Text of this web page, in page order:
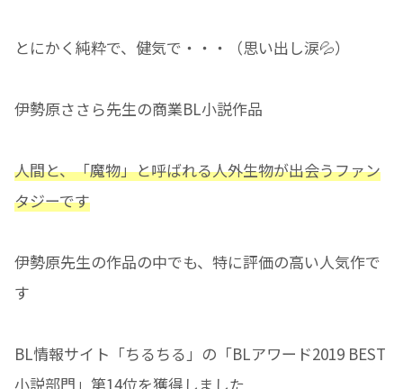
とにかく純粋で、健気で・・・（思い出し涙💦）
伊勢原ささら先生の商業BL小説作品
人間と、「魔物」と呼ばれる人外生物が出会うファン
タジーです
伊勢原先生の作品の中でも、特に評価の高い人気作で
す
BL情報サイト「ちるちる」の「BLアワード2019 BEST
小説部門」第14位を獲得しました